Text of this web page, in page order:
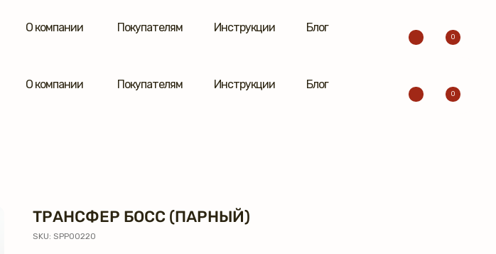
О компании Покупателям
0
Инструкции Блог
О компании Покупателям Инструкции
0
Блог
ТРАНСФЕР БОСС (ПАРНЫЙ)
SKU: SPP00220